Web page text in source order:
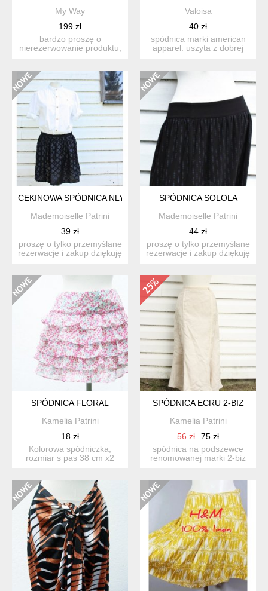
My Way
199 zł
bardzo proszę o
nierezerwowanie produktu,
Valoisa
40 zł
spódnica marki american
apparel. uszyta z dobrej
CEKINOWA SPÓDNICA NLY TREND
Mademoiselle Patrini
39 zł
proszę o tylko przemyślane
rezerwacje i zakup dziękuję
SPÓDNICA SOLOLA
Mademoiselle Patrini
44 zł
proszę o tylko przemyślane
rezerwacje i zakup dziękuję
SPÓDNICA FLORAL
Kamelia Patrini
18 zł
Kolorowa spódniczka,
rozmiar s pas 38 cm x2
SPÓDNICA ECRU 2-BIZ
Kamelia Patrini
56 zł
75 zł
spódnica na podszewce
renomowanej marki 2-biz